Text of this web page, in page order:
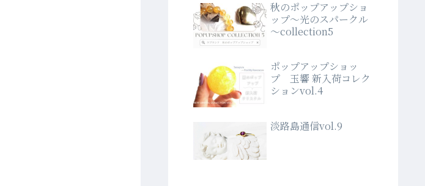
秋のポップアップショ
ップ～光のスパークル
～collection5
ポップアップショッ
プ 玉響 新入荷コレク
ションvol.4
淡路島通信vol.9